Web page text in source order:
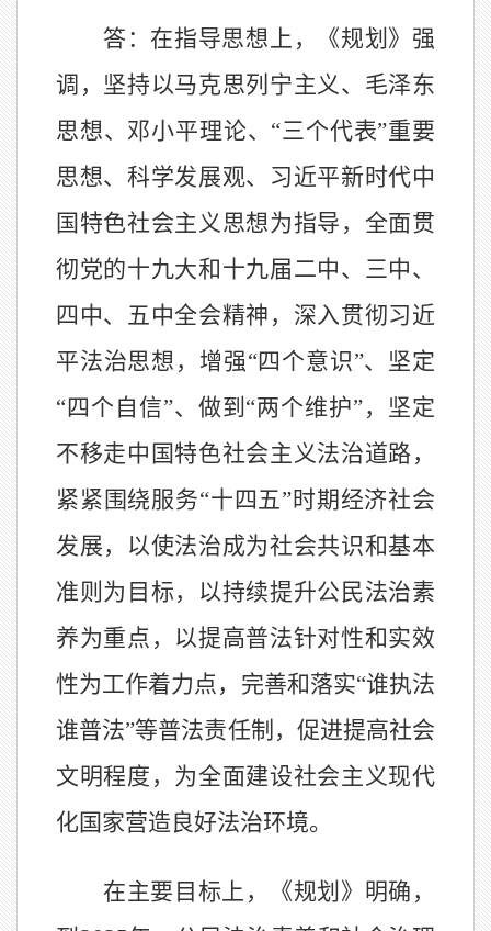
答：在指导思想上，《规划》强
调，坚持以马克思列宁主义、毛泽东
思想、邓小平理论、 “三个代表”重要
思想、科学发展观、习近平新时代中
国特色社会主义思想为指导，全面贯
彻党的十九大和十九届二中、三中、
四中、五中全会精神，深入贯彻习近
平法治思想，增强“四个意识”、坚定
“四个自信”、做到“两个维护”，坚定
不移走中国特色社会主义法治道路，
紧紧围绕服务“十四五”时期经济社会
发展，以使法治成为社会共识和基本
准则为目标，以持续提升公民法治素
养为重点，以提高普法针对性和实效
性为工作着力点，完善和落实“谁执法
谁普法”等普法责任制，促进提高社会
文明程度，为全面建设社会主义现代
化国家营造良好法治环境。
在主要目标上，《规划》明确，